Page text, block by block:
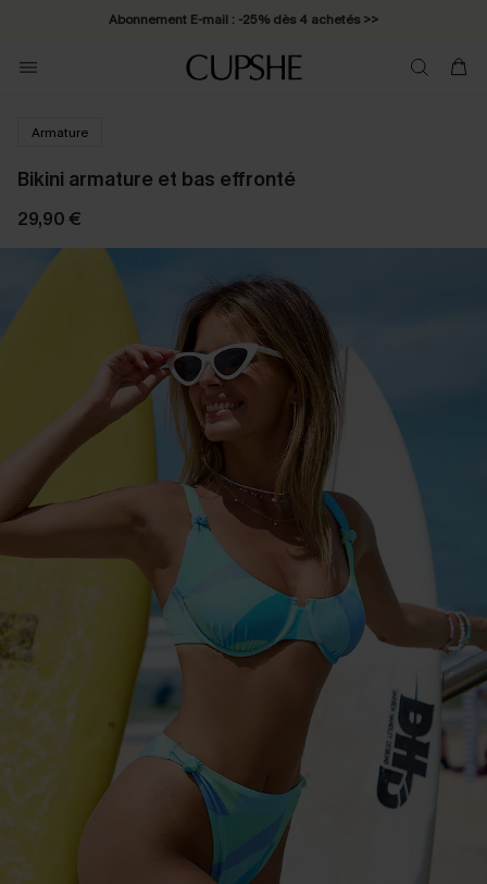
Abonnement E-mail : -25% dès 4 achetés >>
Armature
Bikini armature et bas effronté
29,90 €